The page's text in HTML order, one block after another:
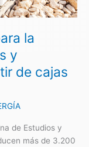
la
y
de cajas
de Estudios y
más de 3.200